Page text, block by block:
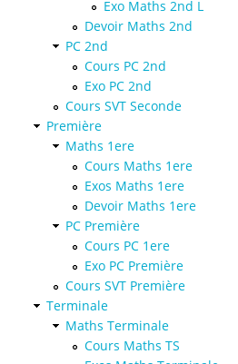
Exo Maths 2nd L
Devoir Maths 2nd
PC 2nd
Cours PC 2nd
Exo PC 2nd
Cours SVT Seconde
Première
Maths 1ere
Cours Maths 1ere
Exos Maths 1ere
Devoir Maths 1ere
PC Première
Cours PC 1ere
Exo PC Première
Cours SVT Première
Terminale
Maths Terminale
Cours Maths TS